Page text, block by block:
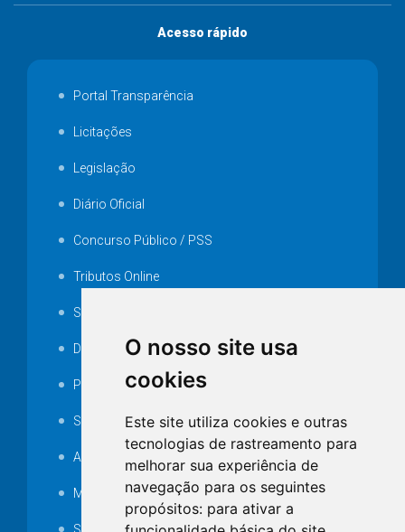
O nosso site usa
cookies
Este site utiliza cookies e outras
tecnologias de rastreamento para
melhorar sua experiência de
navegação para os seguintes
propósitos: para ativar a
Acesso rápido
Portal Transparência
Licitações
Legislação
Diário Oficial
Concurso Público / PSS
Tributos Online
Serviços ISS-E
Decretos
Portarias
SAMAE
Audiência pública
MANUTENÇÃO DE ILUMINAÇÃO PÚBLICA
Serviços Técnicos TI